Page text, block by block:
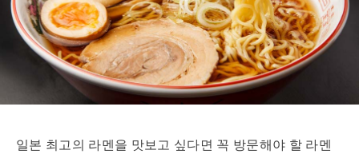
일본 최고의 라멘을 맛보고 싶다면 꼭 방문해야 할 라멘